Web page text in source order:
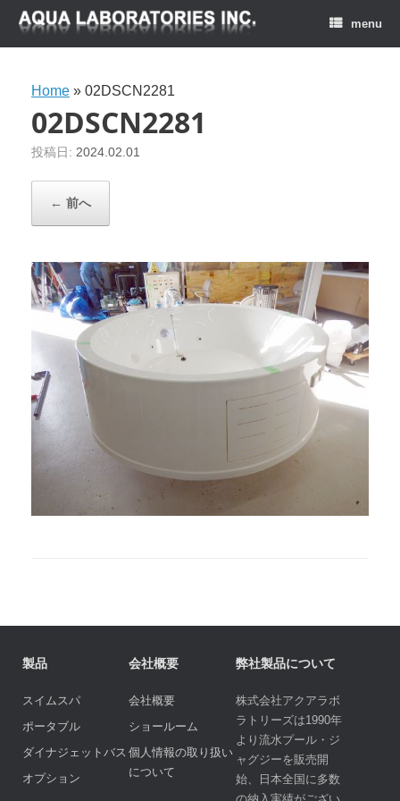
menu
Home » 02DSCN2281
02DSCN2281
投稿日: 2024.02.01
← 前へ
製品
スイムスパ
ポータブル
ダイナジェットバス
オプション
会社概要
会社概要
ショールーム
個人情報の取り扱い
について
弊社製品について
株式会社アクアラボ
ラトリーズは1990年
より流水プール・ジ
ャグジーを販売開
始、日本全国に多数
の納入実績がござい